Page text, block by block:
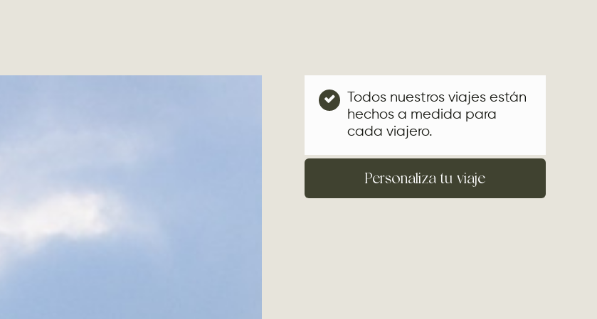
Todos nuestros viajes están
hechos a medida para
cada viajero.
Personaliza tu viaje